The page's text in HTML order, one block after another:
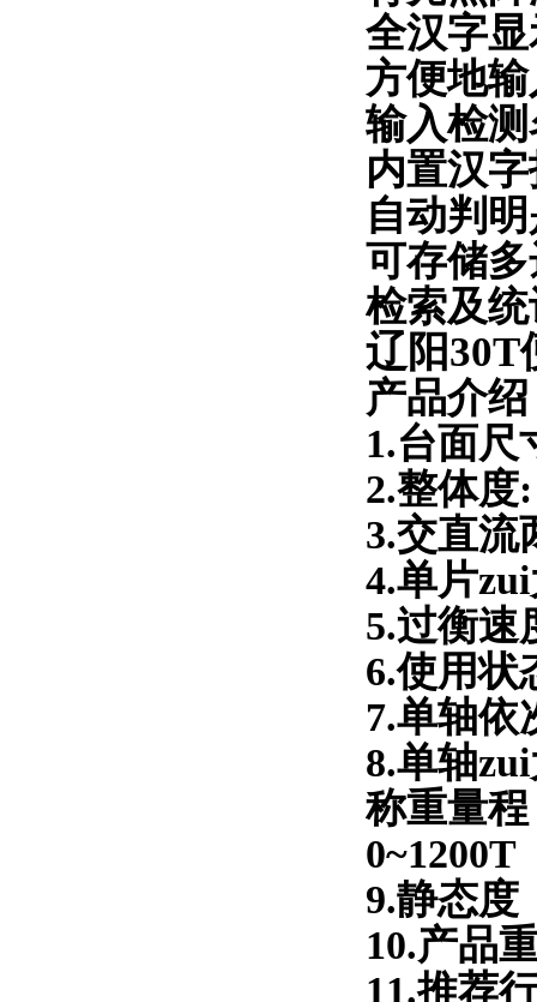
全汉字
方便地
输入检
内置汉
自动判
可存储
检索及
辽阳30T
产品介
1.台面尺
2.整体
3.交直流
4.单片
5.过衡
6.使用状
7.单轴依
8.单轴
称重量
0~1200T
9.静态度
10.产品
11.推荐